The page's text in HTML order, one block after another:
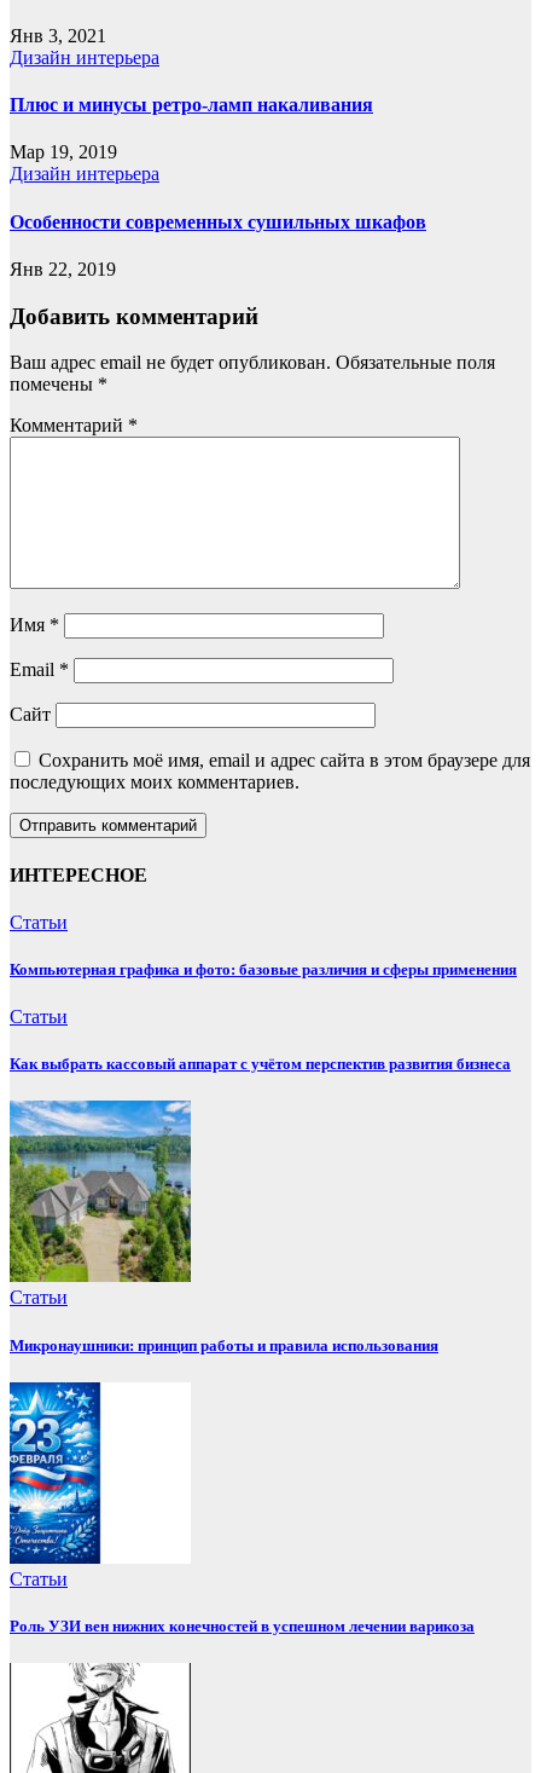
Янв 3, 2021
Дизайн интерьера
Плюс и минусы ретро-ламп накаливания
Мар 19, 2019
Дизайн интерьера
Особенности современных сушильных шкафов
Янв 22, 2019
Добавить комментарий
Ваш адрес email не будет опубликован. Обязательные поля
помечены *
Комментарий *
Имя *
Email *
Сайт
Сохранить моё имя, email и адрес сайта в этом браузере для
последующих моих комментариев.
ИНТЕРЕСНОЕ
Статьи
Компьютерная графика и фото: базовые различия и сферы применения
Статьи
Как выбрать кассовый аппарат с учётом перспектив развития бизнеса
Статьи
Микронаушники: принцип работы и правила использования
Статьи
Роль УЗИ вен нижних конечностей в успешном лечении варикоза